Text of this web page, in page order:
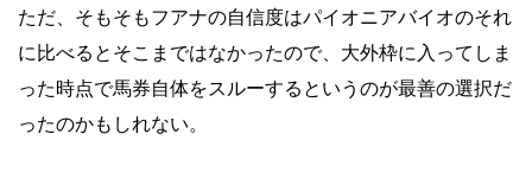
ただ、そもそもフアナの自信度はパイオニアバイオのそれ
に比べるとそこまではなかったので、大外枠に入ってしま
った時点で馬券自体をスルーするというのが最善の選択だ
ったのかもしれない。